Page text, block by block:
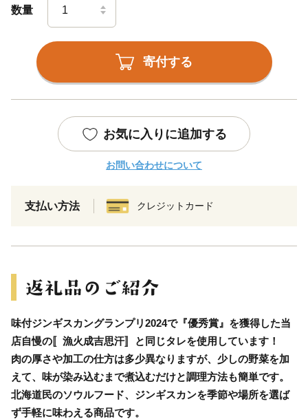
数量
寄付する
お気に入りに追加する
お問い合わせについて
支払い方法 クレジットカード
味付ジンギスカングランプリ2024で『優秀賞』を獲得した当
店自慢の〚漁火成吉思汗〛と同じタレを使用しています！
肉の厚さや加工の仕方は多少異なりますが、少しの野菜を加
えて、味が染み込むまで煮込むだけと調理方法も簡単です。
北海道民のソウルフード、ジンギスカンを季節や場所を選ば
ず手軽に味わえる商品です。